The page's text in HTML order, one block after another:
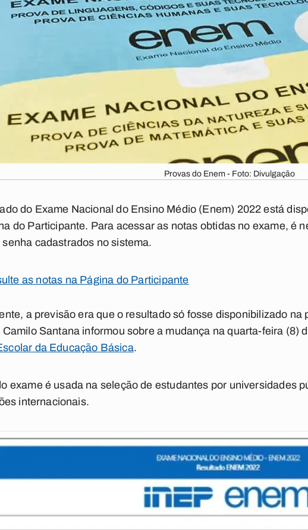
Provas do Enem - Foto: Divulgação
do Exame Nacional do Ensino Médio (Enem) 2022 está
do Participante. Para acessar as notas obtidas no exame, é
senha cadastrados no sistema.
as notas na Página do Participante
a previsão era que o resultado só fosse disponibilizado
Camilo Santana informou sobre a mudança na quarta-feira (8)
da Educação Básica.
exame é usada na seleção de estudantes por universidades
internacionais.